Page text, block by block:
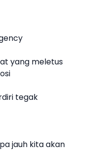
yang meletus
tegak
jauh kita akan